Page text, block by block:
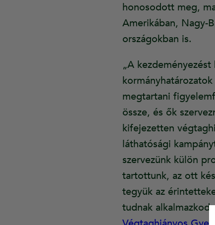
honosodott meg,
Amerikában, Nagy-
országokban is.
„A
megtartani
össze, és ők
kifejezetten
láthatósági
szervezünk külön
tartottunk, az ott
tegyük az
tudnak